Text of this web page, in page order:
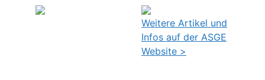
Weitere Artikel und
Infos auf der ASGE
Website >